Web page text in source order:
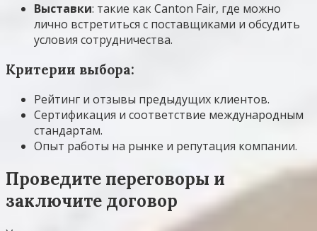
Выставки: такие как Canton Fair, где можно
лично встретиться с поставщиками и обсудить
условия сотрудничества.
Критерии выбора:
Рейтинг и отзывы предыдущих клиентов.
Сертификация и соответствие международным
стандартам.
Опыт работы на рынке и репутация компании.
Проведите переговоры и
заключите договор